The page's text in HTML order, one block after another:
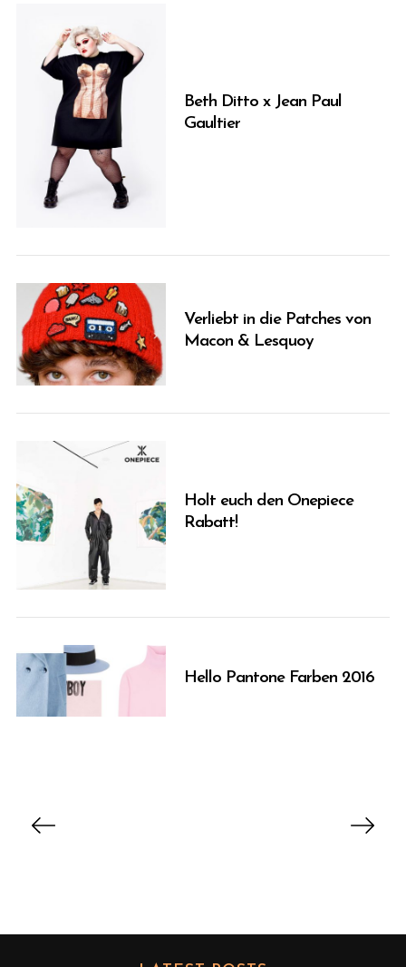
Beth Ditto x Jean Paul
Gaultier
Verliebt in die Patches von
Macon & Lesquoy
Holt euch den Onepiece
Rabatt!
Hello Pantone Farben 2016
a